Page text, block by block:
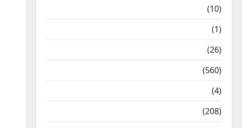
(10)
(1)
(26)
(560)
(4)
(208)